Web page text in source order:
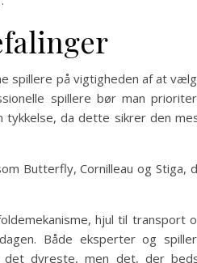
spillere på vigtigheden af at
spillere bør man
tykkelse, da dette sikrer den
Butterfly, Cornilleau og Stiga,
hjul til transport
Både eksperter og
det dyreste, men det, der